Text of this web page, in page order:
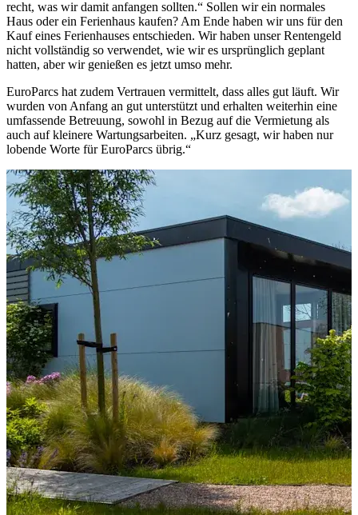
recht, was wir damit anfangen sollten.“ Sollen wir ein normales
Haus oder ein Ferienhaus kaufen? Am Ende haben wir uns für den
Kauf eines Ferienhauses entschieden. Wir haben unser Rentengeld
nicht vollständig so verwendet, wie wir es ursprünglich geplant
hatten, aber wir genießen es jetzt umso mehr.
EuroParcs hat zudem Vertrauen vermittelt, dass alles gut läuft. Wir
wurden von Anfang an gut unterstützt und erhalten weiterhin eine
umfassende Betreuung, sowohl in Bezug auf die Vermietung als
auch auf kleinere Wartungsarbeiten. „Kurz gesagt, wir haben nur
lobende Worte für EuroParcs übrig.“